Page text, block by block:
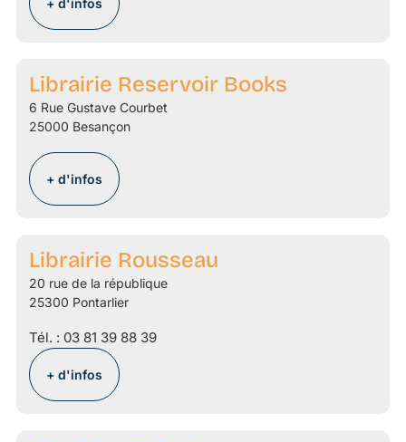
+ d'infos
Librairie Reservoir Books
6 Rue Gustave Courbet
25000 Besançon
+ d'infos
Librairie Rousseau
20 rue de la république
25300 Pontarlier
Tél. : 03 81 39 88 39
+ d'infos